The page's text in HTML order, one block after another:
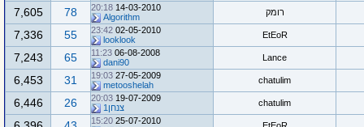
רומק 14-03-2010
20:18
Algorithm
78
7,605
EtEoR
02-05-2010
23:42
looklook
55
7,336
Lance
06-08-2008
11:23
dani90
65
7,243
chatulim
27-05-2009
19:03
metooshelah
31
6,453
chatulim
19-07-2009
20:03
צנחן1
26
6,446
25-07-2010
15:20